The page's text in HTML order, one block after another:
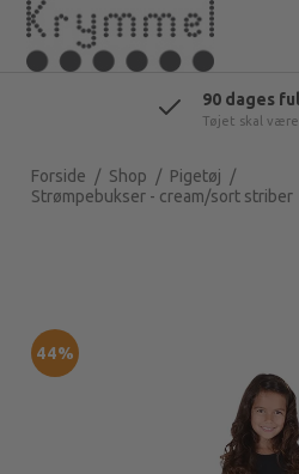
90 dages
Tøjet skal
Forside / Shop / Pigetøj /
Strømpebukser - cream/sort striber
44%